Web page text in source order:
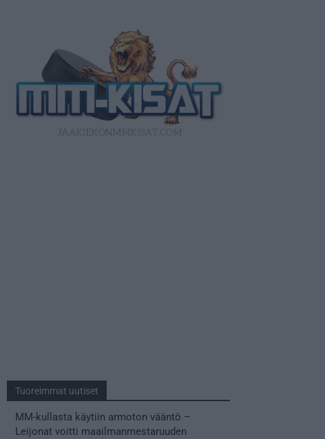
Tuoreimmat uutiset
MM-kullasta käytiin armoton vääntö –
Leijonat voitti maailmanmestaruuden